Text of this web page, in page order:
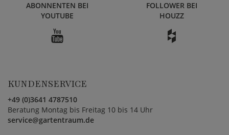
ABONNENTEN BEI
YOUTUBE
FOLLOWER BEI
HOUZZ
KUNDENSERVICE
+49 (0)3641 4787510
Beratung Montag bis Freitag 10 bis 14 Uhr
service@gartentraum.de